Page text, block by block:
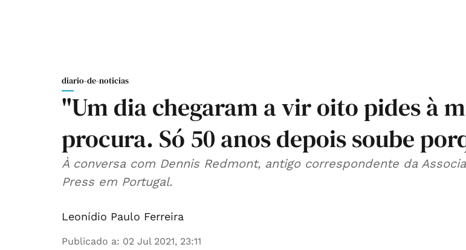
diario-de-noticias
"Um dia chegaram a vir oito pides à
procura. Só 50 anos depois soube
À conversa com Dennis Redmont, antigo correspondente da
Press em Portugal.
Leonídio Paulo Ferreira
Publicado a: 02 Jul 2021, 23:11